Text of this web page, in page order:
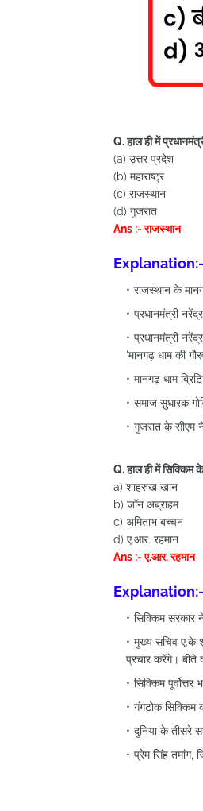
Q. हाल ही में
(a) उत्तर प्रदेश
(b) महाराष्ट्र
(c) राजस्थान
(d) गुजरात
Ans :- राजस्थान
Explanation:-
राजस्थान के
प्रधानमंत्री
प्रधानमंत्री
'मानगढ़ धाम की
मानगढ़ धाम
समाज सुधारक
गुजरात के सीएम
Q. हाल ही में सिक्किम
a) शाहरुख खान
b) जॉन अब्राहम
c) अमिताभ बच्चन
d) ए.आर. रहमान
Ans :- ए.आर. रहमान
Explanation:-
सिक्किम सरकार
मुख्य सचिव ए.के
प्रचार करेंगे। बीते
सिक्किम
गंगटोक सिक्किम
दुनिया के तीसरे
प्रेम सिंह तमांग,